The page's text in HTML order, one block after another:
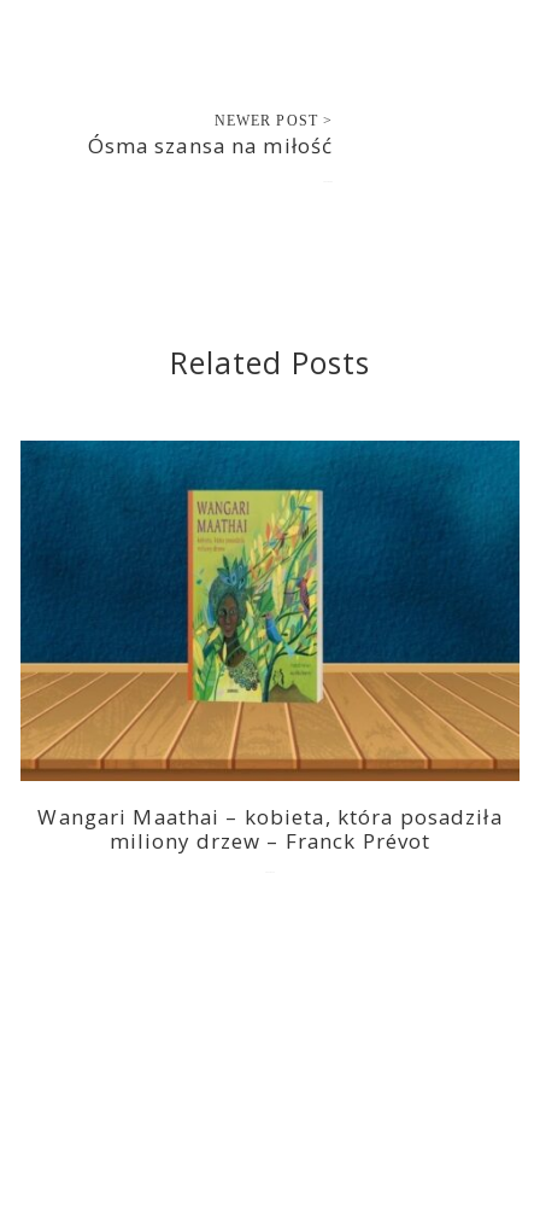
NEWER POST >
Ósma szansa na miłość
Related Posts
Wangari Maathai – kobieta, która posadziła
miliony drzew – Franck Prévot